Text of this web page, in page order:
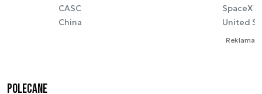
CASC
China
SpaceX
United
Reklama
Polecane